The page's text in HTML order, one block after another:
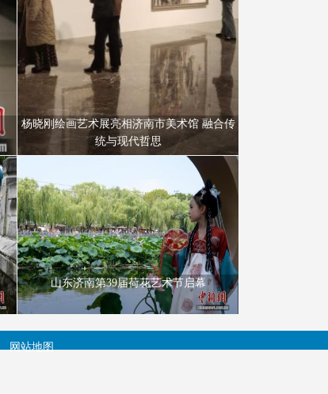
杨晓刚绘画艺术展亮相济南市美术馆 融合传
统与现代哲思
山东济南第39届荷花艺术节启幕
网站地图